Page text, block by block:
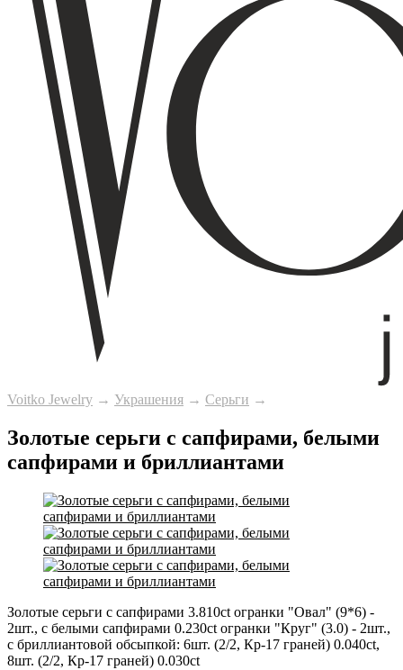
Voitko Jewelry → Украшения → Серьги →
Золотые серьги с сапфирами, белыми
сапфирами и бриллиантами
Золотые серьги с сапфирами 3.810ct огранки "Овал" (9*6) -
2шт., с белыми сапфирами 0.230ct огранки "Круг" (3.0) - 2шт.,
с бриллиантовой обсыпкой: 6шт. (2/2, Кр-17 граней) 0.040ct,
8шт. (2/2, Кр-17 граней) 0.030ct